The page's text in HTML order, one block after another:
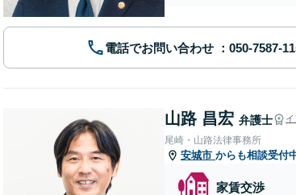
電話でお問い合わせ
山路 昌宏 弁護士
尾崎・山路法律事務所
安城市 からも相談受付
家賃交渉